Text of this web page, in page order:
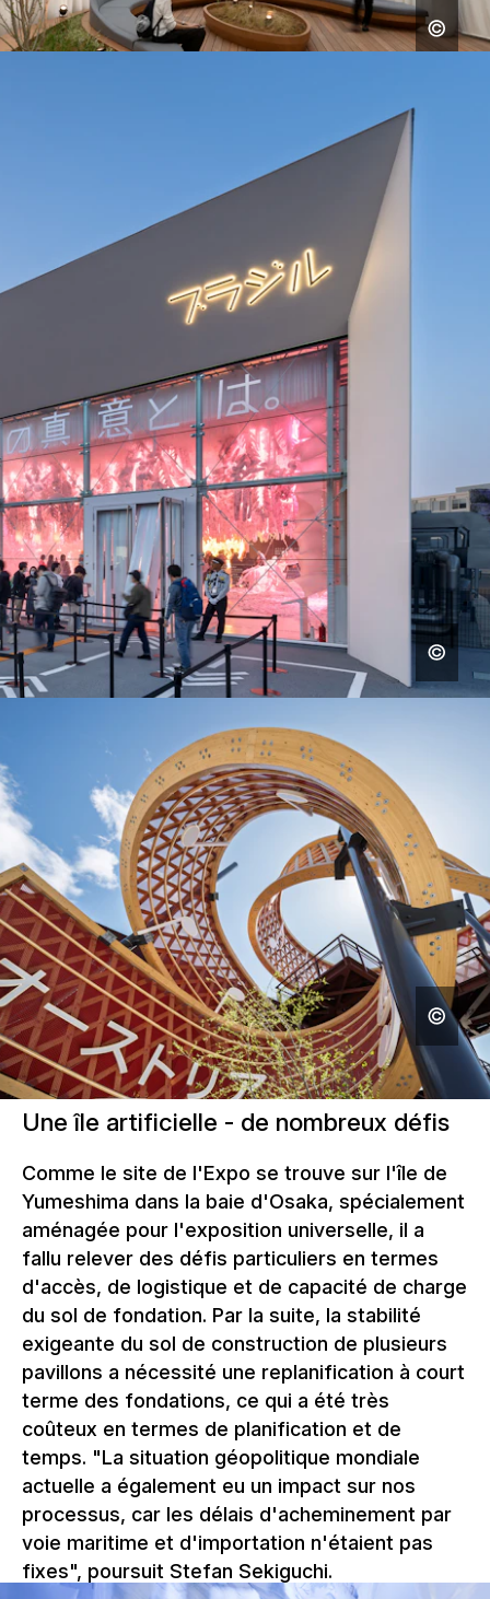
Une île artificielle - de nombreux défis
Comme le site de l'Expo se trouve sur l'île de
Yumeshima dans la baie d'Osaka, spécialement
aménagée pour l'exposition universelle, il a
fallu relever des défis particuliers en termes
d'accès, de logistique et de capacité de charge
du sol de fondation. Par la suite, la stabilité
exigeante du sol de construction de plusieurs
pavillons a nécessité une replanification à court
terme des fondations, ce qui a été très
coûteux en termes de planification et de
temps. "La situation géopolitique mondiale
actuelle a également eu un impact sur nos
processus, car les délais d'acheminement par
voie maritime et d'importation n'étaient pas
fixes", poursuit Stefan Sekiguchi.